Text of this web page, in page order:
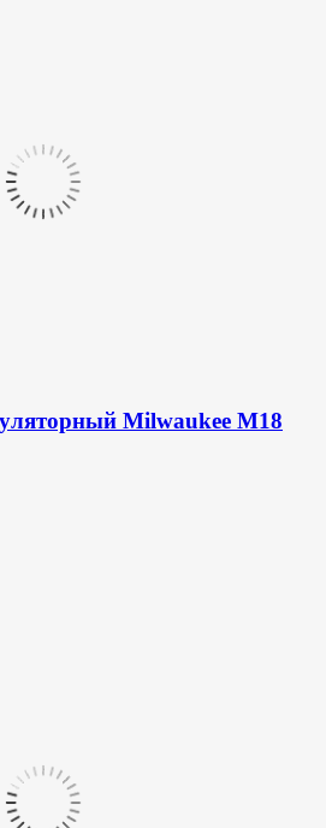
Milwaukee M18